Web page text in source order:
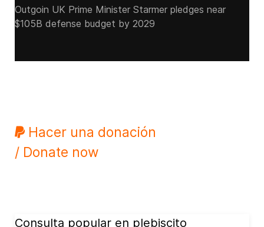
Outgoin UK Prime Minister Starmer pledges near
$105B defense budget by 2029
Hacer una donación
/ Donate now
Consulta popular en plebiscito